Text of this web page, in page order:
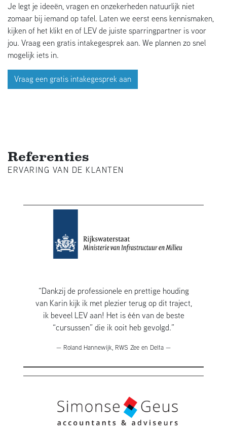
Je legt je ideeën, vragen en onzekerheden natuurlijk niet
zomaar bij iemand op tafel. Laten we eerst eens kennismaken,
kijken of het klikt en of LEV de juiste sparringpartner is voor
jou. Vraag een gratis intakegesprek aan. We plannen zo snel
mogelijk iets in.
Vraag een gratis intakegesprek aan
Referenties
ERVARING VAN DE KLANTEN
“Dankzij de professionele en prettige houding
van Karin kijk ik met plezier terug op dit traject,
ik beveel LEV aan! Het is één van de beste
“cursussen” die ik ooit heb gevolgd.”
— Roland Hannewijk, RWS Zee en Delta —